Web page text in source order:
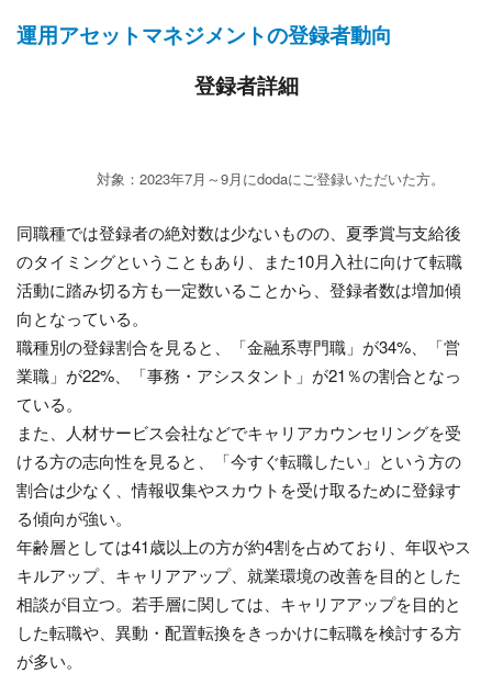
運用アセットマネジメントの登録者動向
登録者詳細
対象：2023年7月～9月にdodaにご登録いただいた方。
同職種では登録者の絶対数は少ないものの、夏季賞与支給後
のタイミングということもあり、また10月入社に向けて転職
活動に踏み切る方も一定数いることから、登録者数は増加傾
向となっている。
職種別の登録割合を見ると、「金融系専門職」が34%、「営
業職」が22%、「事務・アシスタント」が21％の割合となっ
ている。
また、人材サービス会社などでキャリアカウンセリングを受
ける方の志向性を見ると、「今すぐ転職したい」という方の
割合は少なく、情報収集やスカウトを受け取るために登録す
る傾向が強い。
年齢層としては41歳以上の方が約4割を占めており、年収やス
キルアップ、キャリアアップ、就業環境の改善を目的とした
相談が目立つ。若手層に関しては、キャリアアップを目的と
した転職や、異動・配置転換をきっかけに転職を検討する方
が多い。